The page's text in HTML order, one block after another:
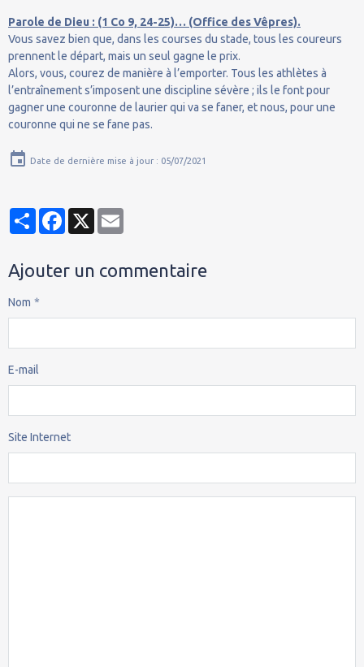
Parole de Dieu : (1 Co 9, 24-25)… (Office des Vêpres).
Vous savez bien que, dans les courses du stade, tous les coureurs
prennent le départ, mais un seul gagne le prix.
Alors, vous, courez de manière à l’emporter. Tous les athlètes à
l’entraînement s’imposent une discipline sévère ; ils le font pour
gagner une couronne de laurier qui va se faner, et nous, pour une
couronne qui ne se fane pas.
Date de dernière mise à jour : 05/07/2021
PartagerFacebook
X
Ajouter un commentaire
Nom
E-mail
Site Internet